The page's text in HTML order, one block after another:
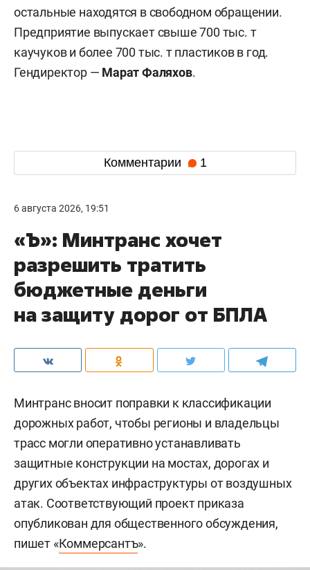
остальные находятся в свободном обращении.
Предприятие выпускает свыше 700 тыс. т
каучуков и более 700 тыс. т пластиков в год.
Гендиректор — Марат Фаляхов.
Комментарии 1
6 августа 2026, 19:51
«Ъ»: Минтранс хочет
разрешить тратить
бюджетные деньги
на защиту дорог от БПЛА
Минтранс вносит поправки к классификации
дорожных работ, чтобы регионы и владельцы
трасс могли оперативно устанавливать
защитные конструкции на мостах, дорогах и
других объектах инфраструктуры от воздушных
атак. Соответствующий проект приказа
опубликован для общественного обсуждения,
пишет «Коммерсантъ».